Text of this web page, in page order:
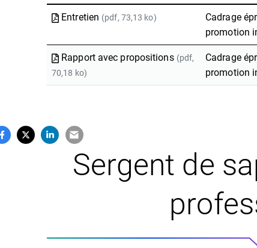
Entretien (pdf, 73,13 ko)
Cadrage
promotion
Rapport avec propositions (pdf,
70,18 ko)
Cadrage
promotion
Partager sur Facebook
(ouverture dans un nouvel onglet)
Partager sur X (Twitter)
(ouverture dans un nouvel onglet)
Partager sur LinkedIn
(ouverture dans un nouvel onglet)
Partager par e-mail
(ouverture dans un nouvel onglet)
Sergent de